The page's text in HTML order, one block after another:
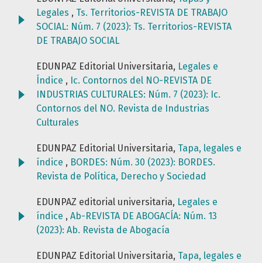
Legales , Ts. Territorios-REVISTA DE TRABAJO
SOCIAL: Núm. 7 (2023): Ts. Territorios-REVISTA
DE TRABAJO SOCIAL
EDUNPAZ Editorial Universitaria, Legales e
Índice , Ic. Contornos del NO-REVISTA DE
INDUSTRIAS CULTURALES: Núm. 7 (2023): Ic.
Contornos del NO. Revista de Industrias
Culturales
EDUNPAZ Editorial Universitaria, Tapa, legales e
índice , BORDES: Núm. 30 (2023): BORDES.
Revista de Política, Derecho y Sociedad
EDUNPAZ editorial universitaria, Legales e
índice , Ab-REVISTA DE ABOGACÍA: Núm. 13
(2023): Ab. Revista de Abogacía
EDUNPAZ Editorial Universitaria, Tapa, legales e